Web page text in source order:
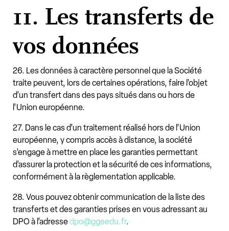
11. Les transferts de
vos données
26. Les données à caractère personnel que la Société
traite peuvent, lors de certaines opérations, faire l’objet
d’un transfert dans des pays situés dans ou hors de
l’Union européenne.
27. Dans le cas d’un traitement réalisé hors de l’Union
européenne, y compris accès à distance, la société
s’engage à mettre en place les garanties permettant
d’assurer la protection et la sécurité de ces informations,
conformément à la règlementation applicable.
28. Vous pouvez obtenir communication de la liste des
transferts et des garanties prises en vous adressant au
DPO à l’adressedpo@ggeedu.fr.